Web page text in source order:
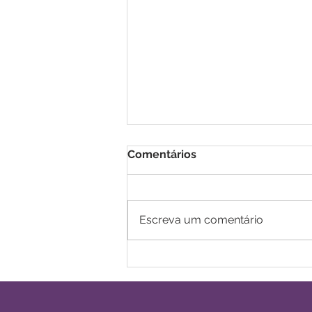
Comentários
Escreva um comentário